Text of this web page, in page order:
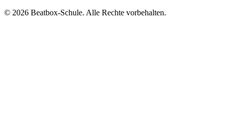
© 2026 Beatbox-Schule. Alle Rechte vorbehalten.